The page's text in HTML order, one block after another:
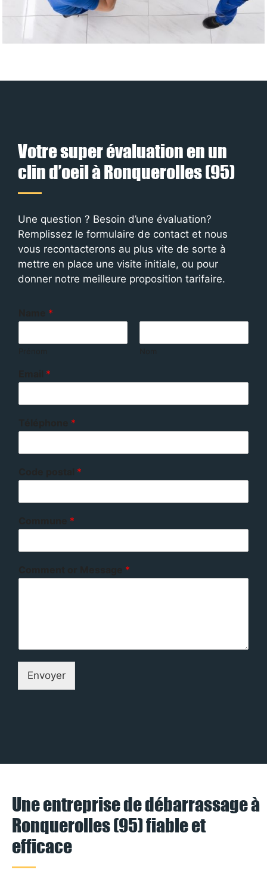
Votre super évaluation en un
clin d’oeil à Ronquerolles (95)
Une question ? Besoin d’une évaluation?
Remplissez le formulaire de contact et nous
vous recontacterons au plus vite de sorte à
mettre en place une visite initiale, ou pour
donner notre meilleure proposition tarifaire.
*
*
*
*
*
*
Envoyer
Une entreprise de débarrassage à
Ronquerolles (95) fiable et
efficace